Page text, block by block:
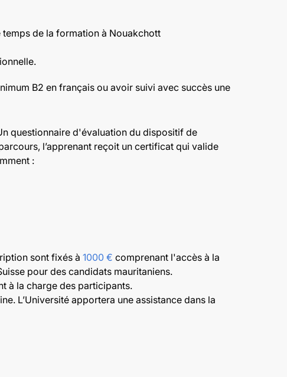
de la formation à Nouakchott
B2 en français ou avoir suivi avec succès une
questionnaire d'évaluation du dispositif de
l’apprenant reçoit un certificat qui valide
:
sont fixés à 1000 € comprenant l'accès à la
pour des candidats mauritaniens.
à la charge des participants.
L’Université apportera une assistance dans la